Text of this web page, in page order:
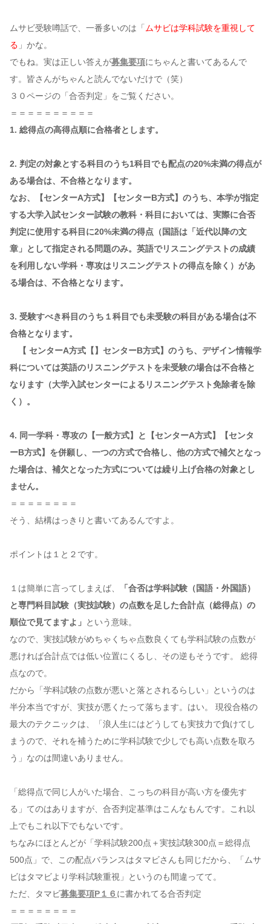
ムサビ受験噂話で、一番多いのは「 ムサビは学科試験を重視して
る 」かな。
でもね。実は正しい答えが募集要項にちゃんと書いてあるんで
す。皆さんがちゃんと読んでないだけで（笑）
３０ページの「合否判定」をご覧ください。
＝＝＝＝＝＝＝＝＝＝
1. 総得点の高得点順に合格者とします。
2. 判定の対象とする科目のうち1科目でも配点の20%未満の得点が
ある場合は、不合格となります。
なお、【センターA方式】【センターB方式】のうち、本学が指定
する大学入試センター試験の教科・科目においては、実際に合否
判定に使用する科目に20%未満の得点（国語は「近代以降の文
章」として指定される問題のみ。英語でリスニングテストの成績
を利用しない学科・専攻はリスニングテストの得点を除く）があ
る場合は、不合格となります。
3. 受験すべき科目のうち１科目でも未受験の科目がある場合は不
合格となります。
【 センターA方式【】センターB方式】のうち、デザイン情報学
科については英語のリスニングテストを未受験の場合は不合格と
なります（大学入試センターによるリスニングテスト免除者を除
く）。
4. 同一学科・専攻の【一般方式】と【センターA方式】【センタ
ーB方式】を併願し、一つの方式で合格し、他の方式で補欠となっ
た場合は、補欠となった方式については繰り上げ合格の対象とし
ません。
＝＝＝＝＝＝＝＝
そう、結構はっきりと書いてあるんですよ。
ポイントは１と２です。
１は簡単に言ってしまえば、
「合否は学科試験（国語・外国語）
と専門科目試験（実技試験）の点数を足した合計点（総得点）の
順位で見てますよ」 という意味。
なので、実技試験がめちゃくちゃ点数良くても学科試験の点数が
悪ければ合計点では低い位置にくるし、その逆もそうです。 総得
点なので。
だから「学科試験の点数が悪いと落とされるらしい」というのは
半分本当ですが、実技が悪くたって落ちます。はい。 現役合格の
最大のテクニックは、「浪人生にはどうしても実技力で負けてし
まうので、それを補うために学科試験で少しでも高い点数を取ろ
う」なのは間違いありません。
「総得点で同じ人がいた場合、こっちの科目が高い方を優先す
る」てのはありますが、合否判定基準はこんなもんです。これ以
上でもこれ以下でもないです。
ちなみにほとんどが「学科試験200点＋実技試験300点＝総得点
500点」で、この配点バランスはタマビさんも同じだから、「ムサ
ビはタマビより学科試験重視」というのも間違ってて。
ただ、タマビ募集要項P１６ に書かれてる合否判定
＝＝＝＝＝＝＝＝